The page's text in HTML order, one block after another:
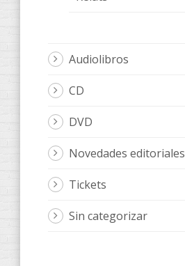
Audiolibros
CD
DVD
Novedades editoriales
Tickets
Sin categorizar